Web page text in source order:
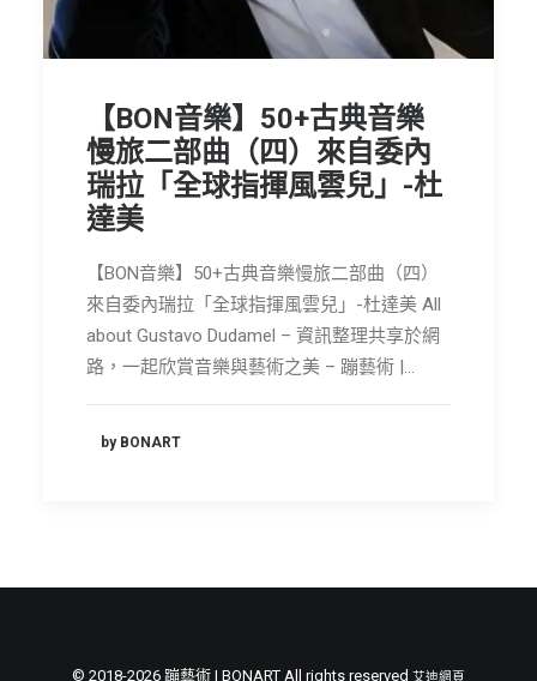
【BON音樂】50+古典音樂
慢旅二部曲（四）來自委內
瑞拉「全球指揮風雲兒」-杜
達美
【BON音樂】50+古典音樂慢旅二部曲（四）
來自委內瑞拉「全球指揮風雲兒」-杜達美 All
about Gustavo Dudamel – 資訊整理共享於網
路，一起欣賞音樂與藝術之美 – 蹦藝術 |…
by BONART
© 2018-2026 蹦藝術 | BONART All rights reserved 艾迪網頁